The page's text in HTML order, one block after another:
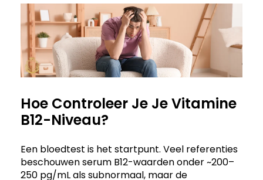
Hoe Controleer Je Je Vitamine
B12-Niveau?
Een bloedtest is het startpunt. Veel referenties
beschouwen serum B12-waarden onder ~200–
250 pg/mL als subnormaal, maar de